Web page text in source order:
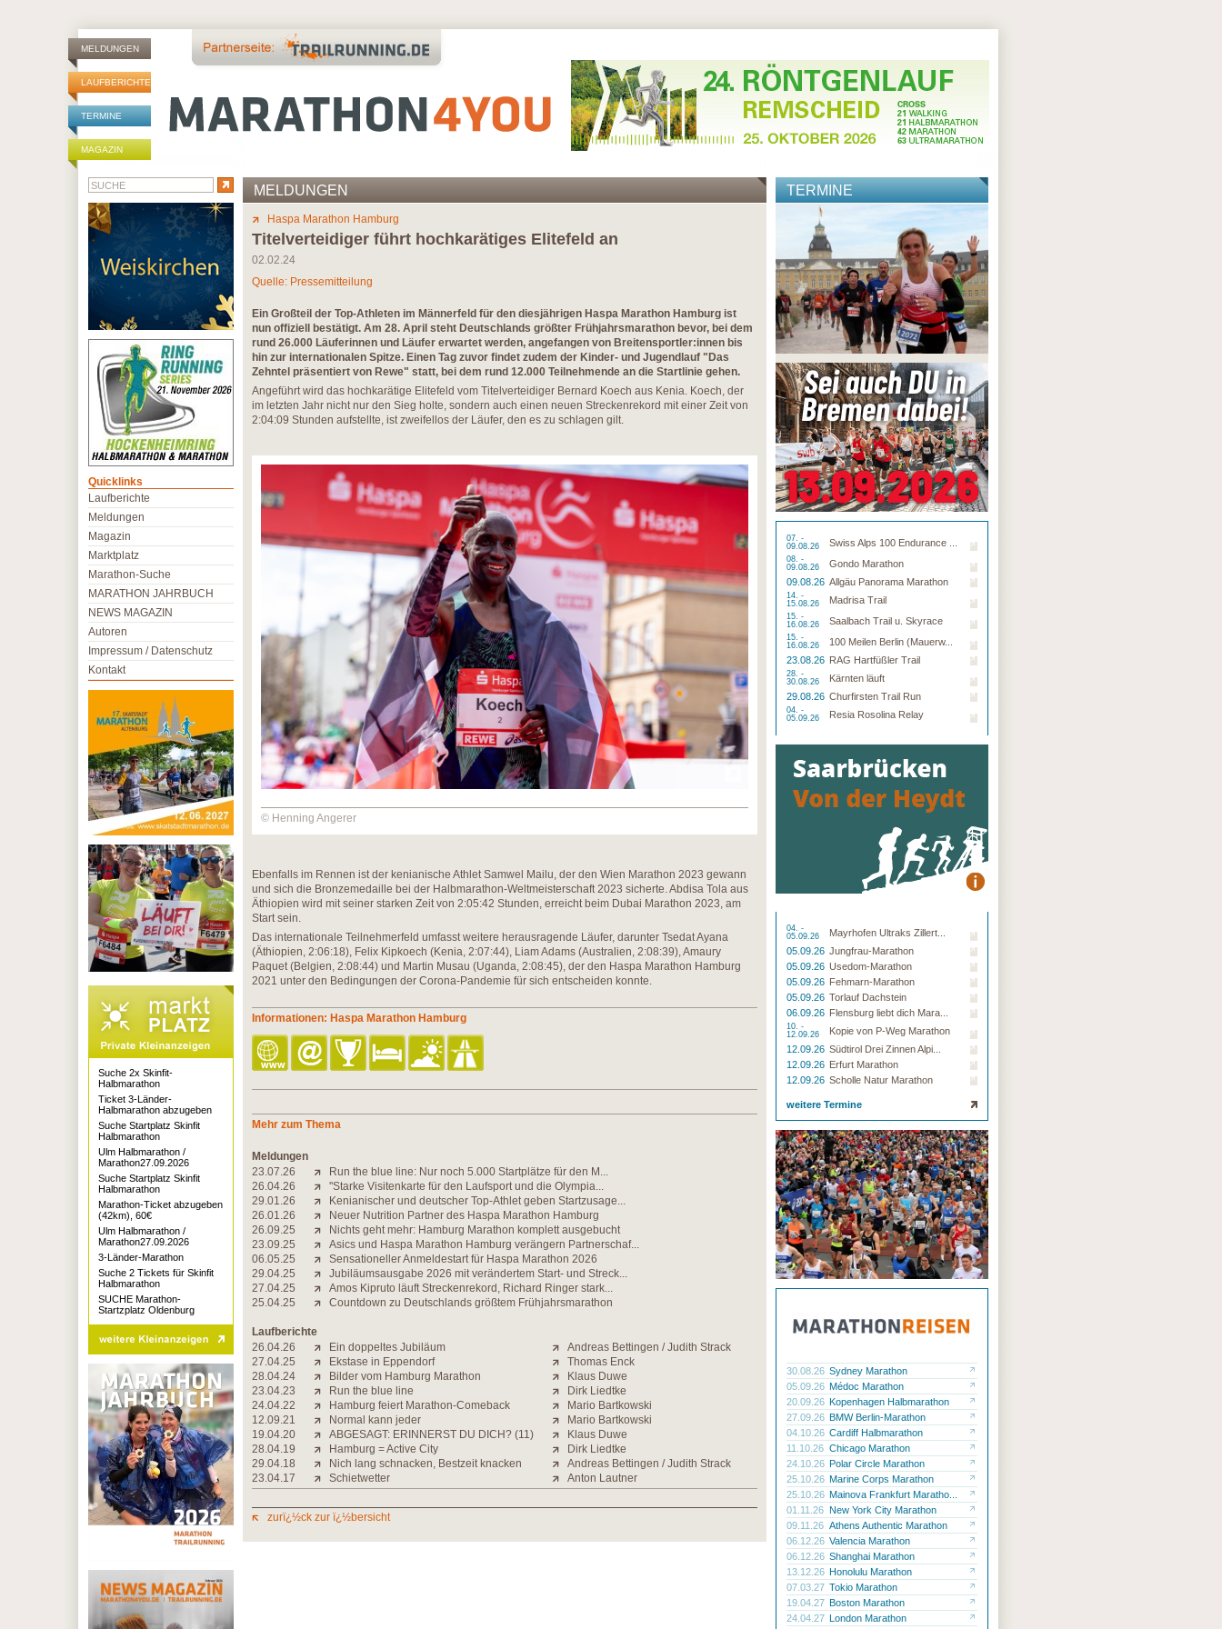
MELDUNGEN
LAUFBERICHTE
TERMINE
MAGAZIN
MELDUNGEN
Haspa Marathon Hamburg
Titelverteidiger führt hochkarätiges Elitefeld an
02.02.24
Quelle: Pressemitteilung
Ein Großteil der Top-Athleten im Männerfeld für den diesjährigen Haspa Marathon Hamburg ist
nun offiziell bestätigt. Am 28. April steht Deutschlands größter Frühjahrsmarathon bevor, bei dem
rund 26.000 Läuferinnen und Läufer erwartet werden, angefangen von Breitensportler:innen bis
hin zur internationalen Spitze. Einen Tag zuvor findet zudem der Kinder- und Jugendlauf "Das
Zehntel präsentiert von Rewe" statt, bei dem rund 12.000 Teilnehmende an die Startlinie gehen.
Angeführt wird das hochkarätige Elitefeld vom Titelverteidiger Bernard Koech aus Kenia. Koech, der
im letzten Jahr nicht nur den Sieg holte, sondern auch einen neuen Streckenrekord mit einer Zeit von
2:04:09 Stunden aufstellte, ist zweifellos der Läufer, den es zu schlagen gilt.
© Henning Angerer
Ebenfalls im Rennen ist der kenianische Athlet Samwel Mailu, der den Wien Marathon 2023 gewann
und sich die Bronzemedaille bei der Halbmarathon-Weltmeisterschaft 2023 sicherte. Abdisa Tola aus
Äthiopien wird mit seiner starken Zeit von 2:05:42 Stunden, erreicht beim Dubai Marathon 2023, am
Start sein.
Das internationale Teilnehmerfeld umfasst weitere herausragende Läufer, darunter Tsedat Ayana
(Äthiopien, 2:06:18), Felix Kipkoech (Kenia, 2:07:44), Liam Adams (Australien, 2:08:39), Amaury
Paquet (Belgien, 2:08:44) und Martin Musau (Uganda, 2:08:45), der den Haspa Marathon Hamburg
2021 unter den Bedingungen der Corona-Pandemie für sich entscheiden konnte.
Informationen: Haspa Marathon Hamburg
Mehr zum Thema
Meldungen
23.07.26
Run the blue line: Nur noch 5.000 Startplätze für den M...
26.04.26
''Starke Visitenkarte für den Laufsport und die Olympia...
29.01.26
Kenianischer und deutscher Top-Athlet geben Startzusage...
26.01.26
Neuer Nutrition Partner des Haspa Marathon Hamburg
26.09.25
Nichts geht mehr: Hamburg Marathon komplett ausgebucht
23.09.25
Asics und Haspa Marathon Hamburg verängern Partnerschaf...
06.05.25
Sensationeller Anmeldestart für Haspa Marathon 2026
29.04.25
Jubiläumsausgabe 2026 mit verändertem Start- und Streck...
27.04.25
Amos Kipruto läuft Streckenrekord, Richard Ringer stark...
25.04.25
Countdown zu Deutschlands größtem Frühjahrsmarathon
Laufberichte
26.04.26
Ein doppeltes Jubiläum
Andreas Bettingen / Judith Strack
27.04.25
Ekstase in Eppendorf
Thomas Enck
28.04.24
Bilder vom Hamburg Marathon
Klaus Duwe
23.04.23
Run the blue line
Dirk Liedtke
24.04.22
Hamburg feiert Marathon-Comeback
Mario Bartkowski
12.09.21
Normal kann jeder
Mario Bartkowski
19.04.20
ABGESAGT: ERINNERST DU DICH? (11)
Klaus Duwe
28.04.19
Hamburg = Active City
Dirk Liedtke
29.04.18
Nich lang schnacken, Bestzeit knacken
Andreas Bettingen / Judith Strack
23.04.17
Schietwetter Anton Lautner
zurï¿½ck zur ï¿½bersicht
TERMINE
07. -
09.08.26
Swiss Alps 100 Endurance ...
08. -
09.08.26
Gondo Marathon
09.08.26 Allgäu Panorama Marathon
14. -
15.08.26
Madrisa Trail
15. -
16.08.26
Saalbach Trail u. Skyrace
15. -
16.08.26
100 Meilen Berlin (Mauerw...
23.08.26 RAG Hartfüßler Trail
28. -
30.08.26
Kärnten läuft
29.08.26 Churfirsten Trail Run
04. -
05.09.26
Resia Rosolina Relay
04. -
05.09.26
Mayrhofen Ultraks Zillert...
05.09.26 Jungfrau-Marathon
05.09.26 Usedom-Marathon
05.09.26 Fehmarn-Marathon
05.09.26 Torlauf Dachstein
06.09.26 Flensburg liebt dich Mara...
10. -
12.09.26
Kopie von P-Weg Marathon
12.09.26 Südtirol Drei Zinnen Alpi...
12.09.26 Erfurt Marathon
12.09.26 Scholle Natur Marathon
weitere Termine
30.08.26 Sydney Marathon
05.09.26 Médoc Marathon
20.09.26 Kopenhagen Halbmarathon
27.09.26 BMW Berlin-Marathon
04.10.26 Cardiff Halbmarathon
11.10.26 Chicago Marathon
24.10.26 Polar Circle Marathon
25.10.26 Marine Corps Marathon
25.10.26 Mainova Frankfurt Maratho...
01.11.26 New York City Marathon
09.11.26 Athens Authentic Marathon
06.12.26 Valencia Marathon
06.12.26 Shanghai Marathon
13.12.26 Honolulu Marathon
07.03.27 Tokio Marathon
19.04.27 Boston Marathon
24.04.27 London Marathon
Quicklinks
Laufberichte
Meldungen
Magazin
Marktplatz
Marathon-Suche
MARATHON JAHRBUCH
NEWS MAGAZIN
Autoren
Impressum / Datenschutz
Kontakt
Suche 2x Skinfit-
Halbmarathon
Ticket 3-Länder-
Halbmarathon abzugeben
Suche Startplatz Skinfit
Halbmarathon
Ulm Halbmarathon /
Marathon27.09.2026
Suche Startplatz Skinfit
Halbmarathon
Marathon-Ticket abzugeben
(42km), 60€
Ulm Halbmarathon /
Marathon27.09.2026
3-Länder-Marathon
Suche 2 Tickets für Skinfit
Halbmarathon
SUCHE Marathon-
Startzplatz Oldenburg